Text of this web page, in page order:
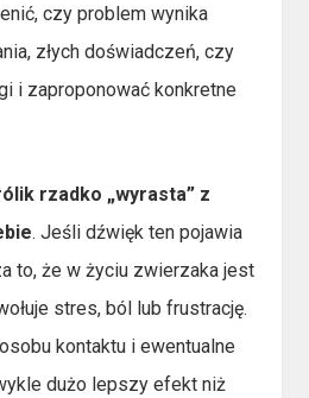
czy problem wynika
złych doświadczeń, czy
i zaproponować konkretne
rzadko „wyrasta” z
. Jeśli dźwięk ten pojawia
to, że w życiu zwierzaka jest
stres, ból lub frustrację.
kontaktu i ewentualne
dużo lepszy efekt niż